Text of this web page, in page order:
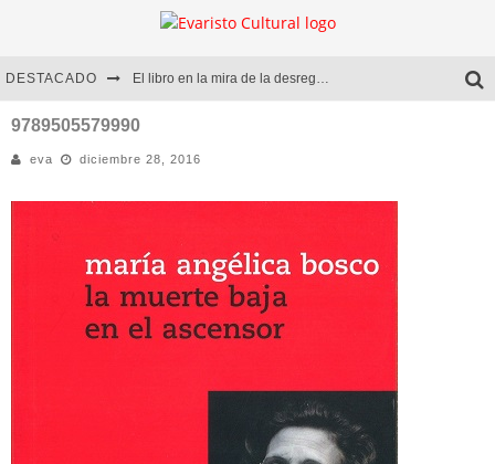
DESTACADO El libro en la mira de la desregulación
Marcelo Rubio | El llovedor
Diego Meret | Hotel Acapulco
9789505579990
eva diciembre 28, 2016